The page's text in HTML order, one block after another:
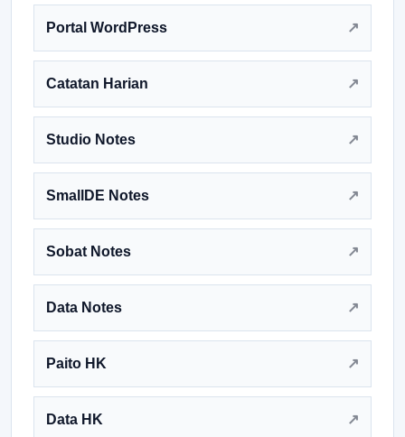
Portal WordPress
Catatan Harian
Studio Notes
SmallDE Notes
Sobat Notes
Data Notes
Paito HK
Data HK